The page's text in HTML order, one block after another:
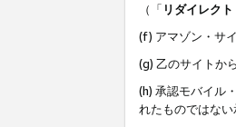
（「 リダイレク
(f) アマゾン・サ
(g) 乙のサイトか
(h) 承認モバイル
れたものではない